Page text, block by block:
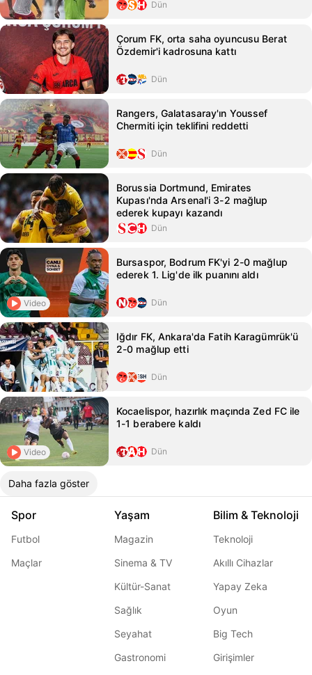
Dün
Çorum FK, orta saha oyuncusu Berat
Özdemir'i kadrosuna kattı
Dün
Rangers, Galatasaray'ın Youssef
Chermiti için teklifini reddetti
Dün
Borussia Dortmund, Emirates
Kupası'nda Arsenal'i 3-2 mağlup
ederek kupayı kazandı
Dün
Video
Bursaspor, Bodrum FK'yi 2-0 mağlup
ederek 1. Lig'de ilk puanını aldı
Dün
Iğdır FK, Ankara'da Fatih Karagümrük'ü
2-0 mağlup etti
Dün
Video
Kocaelispor, hazırlık maçında Zed FC ile
1-1 berabere kaldı
Dün
Daha fazla göster
Spor
Futbol
Maçlar
Yaşam
Magazin
Sinema & TV
Kültür-Sanat
Sağlık
Seyahat
Gastronomi
Bilim & Teknoloji
Teknoloji
Akıllı Cihazlar
Yapay Zeka
Oyun
Big Tech
Girişimler